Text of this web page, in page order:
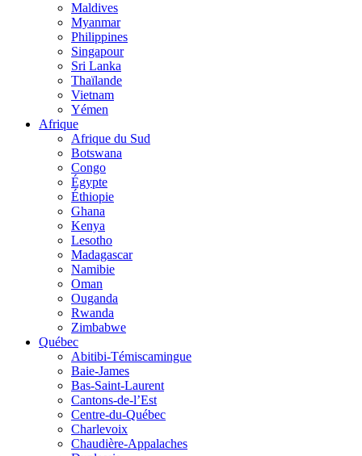
Maldives
Myanmar
Philippines
Singapour
Sri Lanka
Thaïlande
Vietnam
Yémen
Afrique
Afrique du Sud
Botswana
Congo
Égypte
Éthiopie
Ghana
Kenya
Lesotho
Madagascar
Namibie
Oman
Ouganda
Rwanda
Zimbabwe
Québec
Abitibi-Témiscamingue
Baie-James
Bas-Saint-Laurent
Cantons-de-l’Est
Centre-du-Québec
Charlevoix
Chaudière-Appalaches